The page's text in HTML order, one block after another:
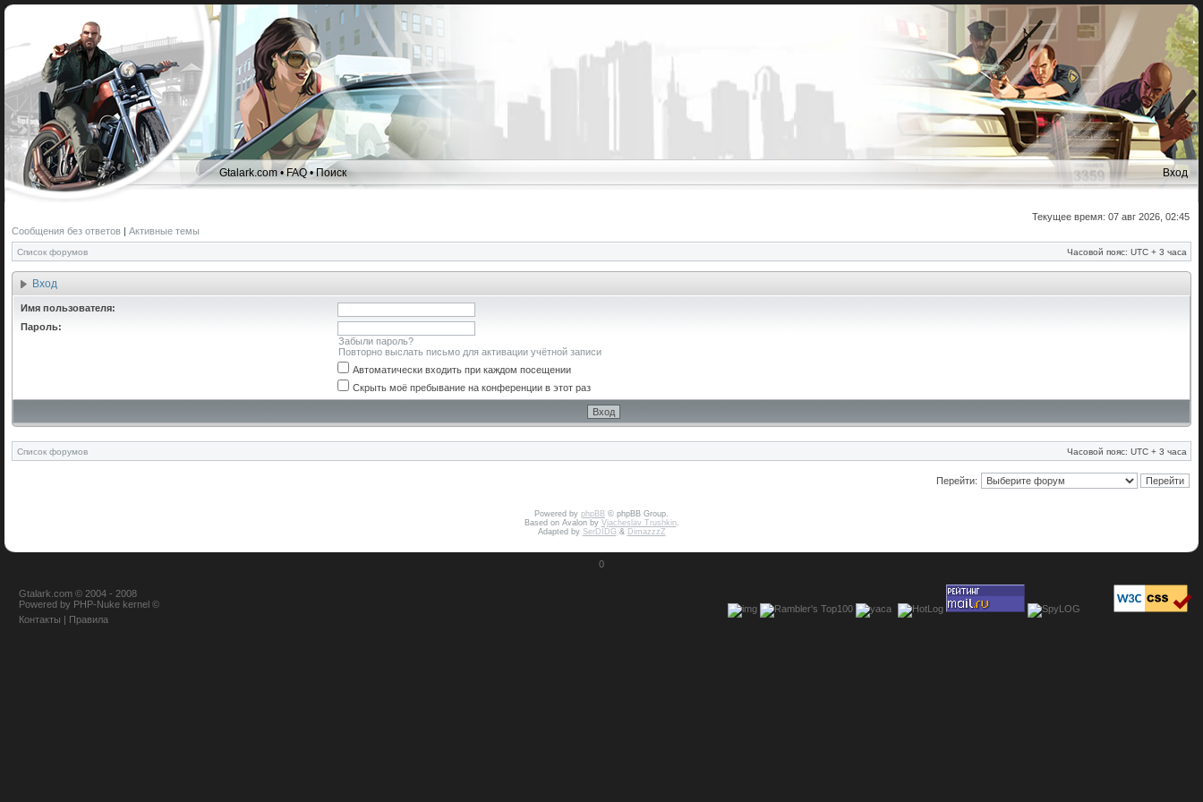
Gtalark.com •FAQ•Поиск Вход
Текущее время: 07 авг 2026, 02:45
Сообщения без ответов | Активные темы
Список форумов Часовой пояс: UTC + 3 часа
Вход
Имя пользователя:
Пароль:
Забыли пароль?
Повторно выслать письмо для активации учётной записи
Автоматически входить при каждом посещении
Скрыть моё пребывание на конференции в этот раз
Список форумов Часовой пояс: UTC + 3 часа
Перейти:
Powered by phpBB © phpBB Group.
Based on Avalon by Vjacheslav Trushkin.
Adapted by SerDIDG& DimazzzZ
0
Gtalark.com © 2004 - 2008
Powered by PHP-Nuke kernel ©
Контакты | Правила